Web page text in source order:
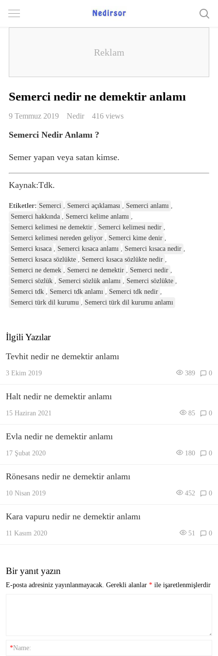
Semerci nedir ne demektir anlamı
9 Temmuz 2019 Nedir 416 views
Semerci Nedir Anlamı ?
Semer yapan veya satan kimse.
Kaynak:Tdk.
Etiketler: Semerci , Semerci açıklaması , Semerci anlamı ,
Semerci hakkında , Semerci kelime anlamı ,
Semerci kelimesi ne demektir , Semerci kelimesi nedir ,
Semerci kelimesi nereden geliyor , Semerci kime denir ,
Semerci kısaca , Semerci kısaca anlamı , Semerci kısaca nedir ,
Semerci kısaca sözlükte , Semerci kısaca sözlükte nedir ,
Semerci ne demek , Semerci ne demektir , Semerci nedir ,
Semerci sözlük , Semerci sözlük anlamı , Semerci sözlükte ,
Semerci tdk , Semerci tdk anlamı , Semerci tdk nedir ,
Semerci türk dil kurumu , Semerci türk dil kurumu anlamı
İlgili Yazılar
Tevhit nedir ne demektir anlamı
3 Ekim 2019 389 0
Halt nedir ne demektir anlamı
15 Haziran 2021 85 0
Evla nedir ne demektir anlamı
17 Şubat 2020 180 0
Rönesans nedir ne demektir anlamı
10 Nisan 2019 452 0
Kara vapuru nedir ne demektir anlamı
11 Kasım 2020 51 0
Bir yanıt yazın
E-posta adresiniz yayınlanmayacak. Gerekli alanlar * ile işaretlenmişlerdir
*Name: